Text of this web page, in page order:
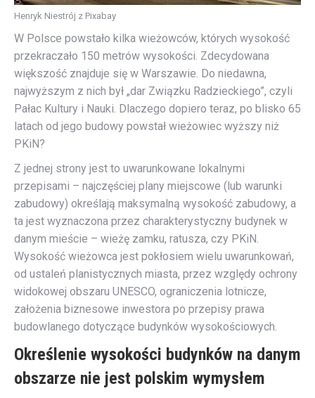
Henryk Niestrój z Pixabay
W Polsce powstało kilka wieżowców, których wysokość
przekraczało 150 metrów wysokości. Zdecydowana
większość znajduje się w Warszawie. Do niedawna,
najwyższym z nich był „dar Związku Radzieckiego”, czyli
Pałac Kultury i Nauki. Dlaczego dopiero teraz, po blisko 65
latach od jego budowy powstał wieżowiec wyższy niż
PKiN?
Z jednej strony jest to uwarunkowane lokalnymi
przepisami – najczęściej plany miejscowe (lub warunki
zabudowy) określają maksymalną wysokość zabudowy, a
ta jest wyznaczona przez charakterystyczny budynek w
danym mieście – wieżę zamku, ratusza, czy PKiN.
Wysokość wieżowca jest pokłosiem wielu uwarunkowań,
od ustaleń planistycznych miasta, przez względy ochrony
widokowej obszaru UNESCO, ograniczenia lotnicze,
założenia biznesowe inwestora po przepisy prawa
budowlanego dotyczące budynków wysokościowych.
Określenie wysokości budynków na danym
obszarze nie jest polskim wymysłem